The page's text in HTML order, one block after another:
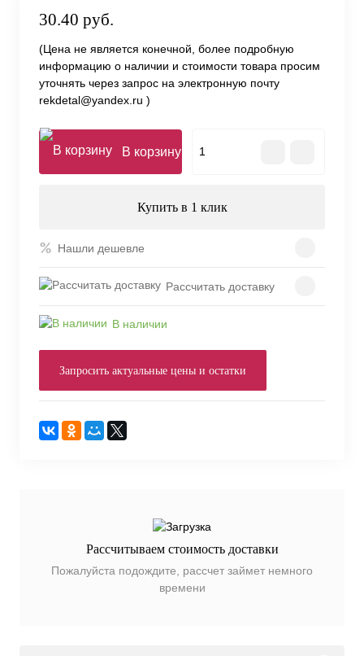
30.40 руб.
(Цена не является конечной, более подробную
информацию о наличии и стоимости товара просим
уточнять через запрос на электронную почту
rekdetal@yandex.ru )
В корзину
Купить в 1 клик
Нашли дешевле
Рассчитать доставку
В наличии
Запросить актуальные цены и остатки
Рассчитываем стоимость доставки
Пожалуйста подождите, рассчет займет немного
времени